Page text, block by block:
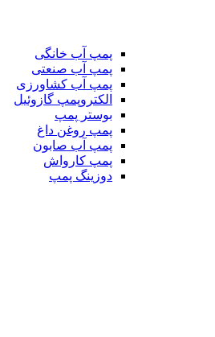
پمپ آب خانگی
پمپ آب صنعتی
پمپ آب کشاورزی
الکتروپمپ گازوئیل
بوستر پمپ
پمپ روغن داغ
پمپ آب صابون
پمپ کارواش
دوزینگ پمپ